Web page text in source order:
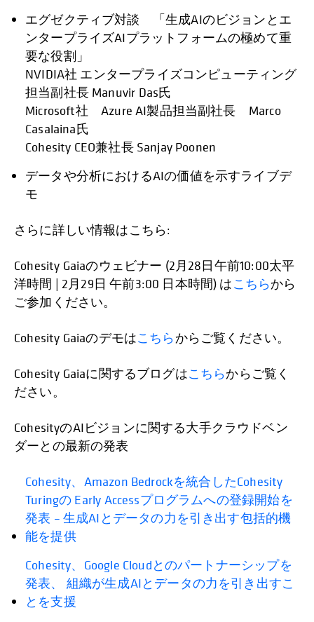
エグゼクティブ対談 「生成AIのビジョンとエ
ンタープライズAIプラットフォームの極めて重
要な役割」
NVIDIA社 エンタープライズコンピューティング
担当副社長 Manuvir Das氏
Microsoft社 Azure AI製品担当副社長 Marco
Casalaina氏
Cohesity CEO兼社長 Sanjay Poonen
データや分析におけるAIの価値を示すライブデ
モ
さらに詳しい情報はこちら:
Cohesity Gaiaのウェビナー (2月28日午前10:00太平
洋時間 | 2月29日 午前3:00 日本時間) はこちらから
ご参加ください。
Cohesity Gaiaのデモはこちらからご覧ください。
Cohesity Gaiaに関するブログはこちらからご覧く
ださい。
CohesityのAIビジョンに関する大手クラウドベン
ダーとの最新の発表
Cohesity、Amazon Bedrockを統合したCohesity
Turingの Early Accessプログラムへの登録開始を
発表 – 生成AIとデータの力を引き出す包括的機
能を提供
Cohesity、Google Cloudとのパートナーシップを
発表、 組織が生成AIとデータの力を引き出すこ
とを支援